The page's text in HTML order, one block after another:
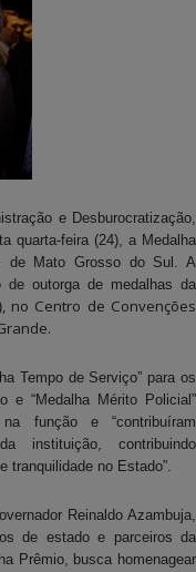
e Desburocratização,
quarta-feira (24), a Medalha
de Mato Grosso do Sul. A
de outorga de medalhas da
, no Centro de Convenções
Tempo de Serviço” para os
“Medalha Mérito Policial”
função e “contribuíram
instituição, contribuindo
tranquilidade no Estado”.
Reinaldo Azambuja,
de estado e parceiros da
Prêmio, busca homenagear